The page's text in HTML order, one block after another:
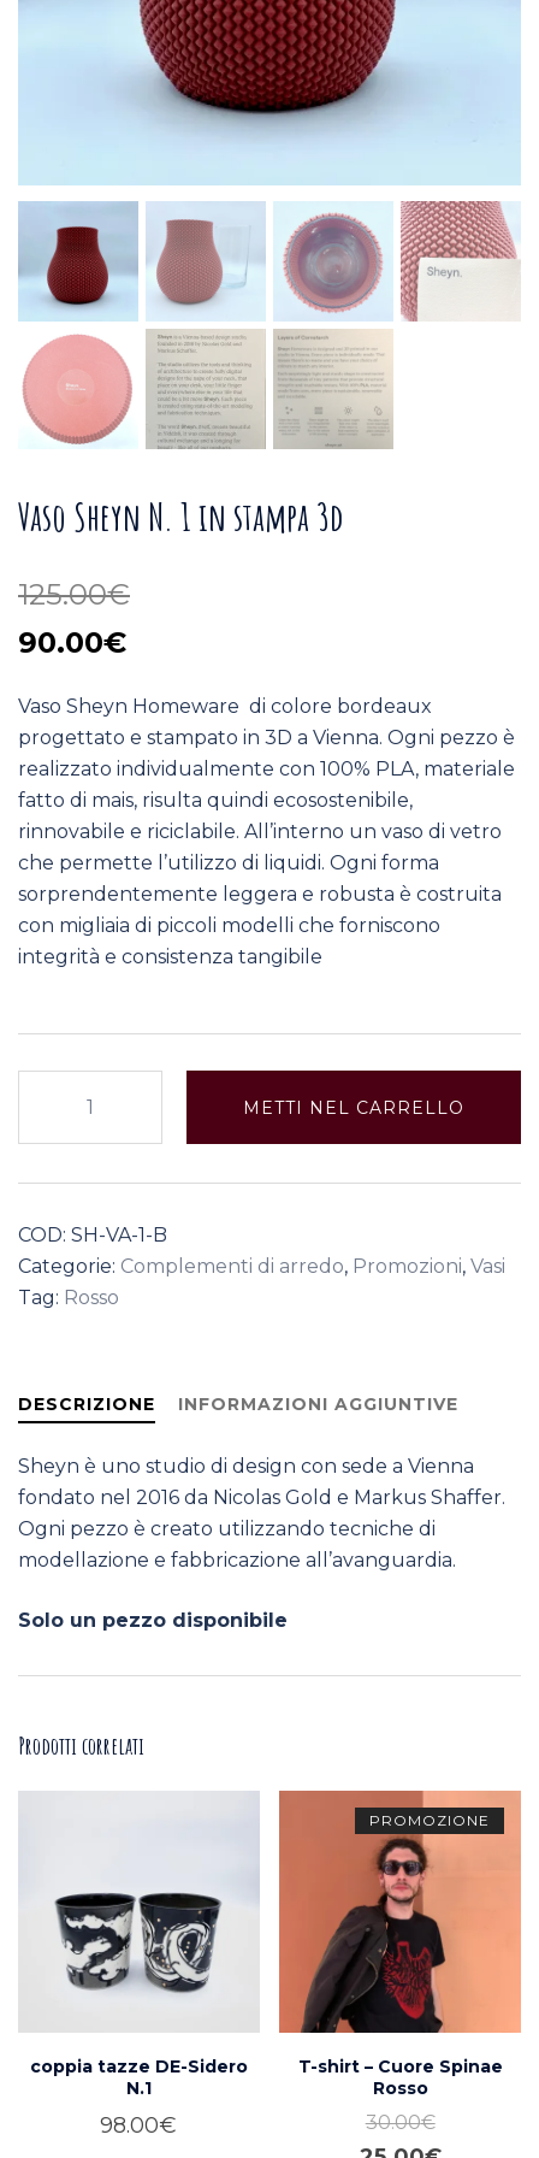
Vaso Sheyn N. 1 in stampa 3d
125.00€
Il
originale
era:
125.00€.
90.00€Il
attuale
è:
90.00€.
Vaso Sheyn Homeware di colore bordeaux
progettato e stampato in 3D a Vienna. Ogni pezzo è
realizzato individualmente con 100% PLA, materiale
fatto di mais, risulta quindi ecosostenibile,
rinnovabile e riciclabile. All’interno un vaso di vetro
che permette l’utilizzo di liquidi. Ogni forma
sorprendentemente leggera e robusta è costruita
con migliaia di piccoli modelli che forniscono
integrità e consistenza tangibile
N.
1
stampa
3d
quantità
METTI NEL CARRELLO
COD: SH-VA-1-B
Categorie: Complementi di arredo, Promozioni, Vasi
Tag: Rosso
DESCRIZIONE INFORMAZIONI AGGIUNTIVE
Sheyn è uno studio di design con sede a Vienna
fondato nel 2016 da Nicolas Gold e Markus Shaffer.
Ogni pezzo è creato utilizzando tecniche di
modellazione e fabbricazione all’avanguardia.
Solo un pezzo disponibile
Prodotti correlati
coppia tazze DE-Sidero
N.1
98.00€
PROMOZIONE
T-shirt – Cuore Spinae
Rosso
30.00€